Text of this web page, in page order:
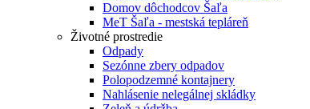
Domov dôchodcov Šaľa
MeT Šaľa - mestská tepláreň
Životné prostredie
Odpady
Sezónne zbery odpadov
Polopodzemné kontajnery
Nahlásenie nelegálnej skládky